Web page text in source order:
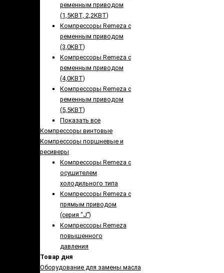
ременным приводом
(1,5КВТ, 2,2КВТ)
Компрессоры Remeza с
ременным приводом
(3,0КВТ)
Компрессоры Remeza с
ременным приводом
(4,0КВТ)
Компрессоры Remeza с
ременным приводом
(5,5КВТ)
Показать все
Компрессоры винтовые
Компрессоры поршневые и
ресиверы
Компрессоры Remeza с
осушителем
холодильного типа
Компрессоры Remeza с
прямым приводом
(серия “J”)
Компрессоры Remeza
повышенного
давления
Товар дня
Оборудование для замены масла